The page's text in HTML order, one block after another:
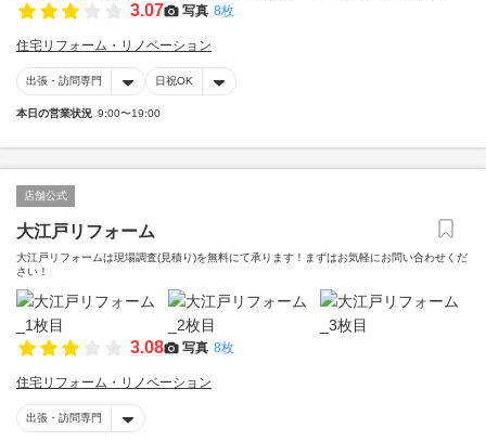
3.07 写真 8枚
住宅リフォーム・リノベーション
出張・訪問専門 日祝OK
本日の営業状況 9:00〜19:00
店舗公式
大江戸リフォーム
大江戸リフォームは現場調査(見積り)を無料にて承ります！まずはお気軽にお問い合わせくだ
さい！
3.08 写真 8枚
住宅リフォーム・リノベーション
出張・訪問専門